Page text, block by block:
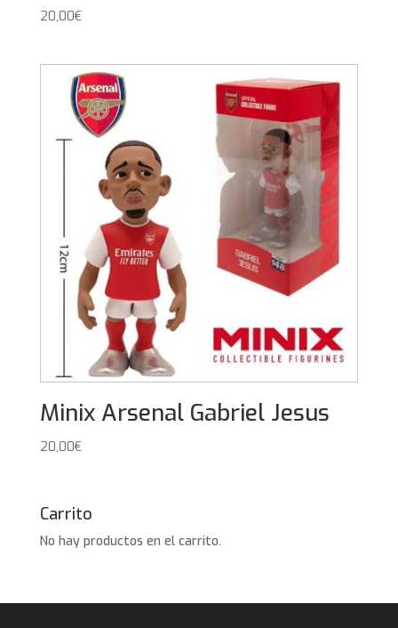
20,00€
Minix Arsenal Gabriel Jesus
20,00€
Carrito
No hay productos en el carrito.